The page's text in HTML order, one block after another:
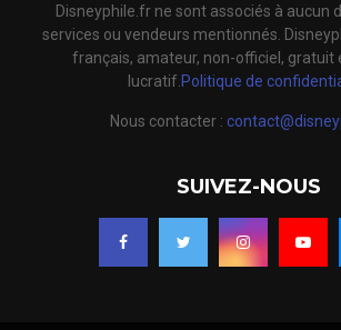
Disneyphile.fr ne sont associés à aucun
services ou vendeurs mentionnés.
français, amateur, non-officiel, gratuit
lucratif. Politique de
Nous contacter :
SUIVEZ-NOUS